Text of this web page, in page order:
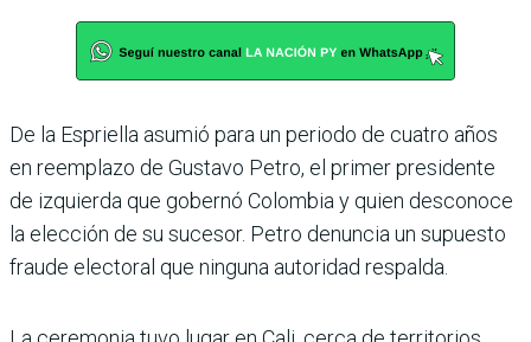
De la Espriella asumió para un periodo de cuatro años
en reemplazo de Gustavo Petro, el primer presidente
de izquierda que gobernó Colombia y quien desconoce
la elección de su sucesor. Petro denuncia un supuesto
fraude electoral que ninguna autoridad respalda.